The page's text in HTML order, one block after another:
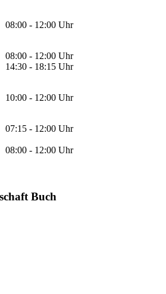
08:00 - 12:00 Uhr
08:00 - 12:00 Uhr
14:30 - 18:15 Uhr
10:00 - 12:00 Uhr
07:15 - 12:00 Uhr
08:00 - 12:00 Uhr
Buch